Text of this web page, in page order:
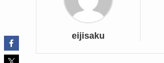
eijisaku